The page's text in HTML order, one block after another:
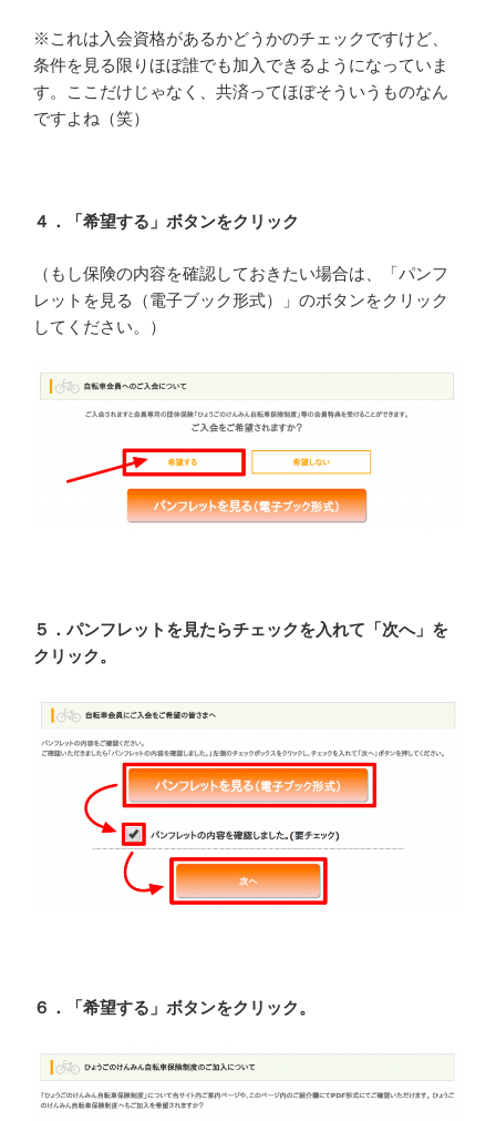
※これは入会資格があるかどうかのチェックですけど、
条件を見る限りほぼ誰でも加入できるようになっていま
す。ここだけじゃなく、共済ってほぼそういうものなん
ですよね（笑）
４．「希望する」ボタンをクリック
（もし保険の内容を確認しておきたい場合は、「パンフ
レットを見る（電子ブック形式）」のボタンをクリック
してください。）
５．パンフレットを見たらチェックを入れて「次へ」を
クリック。
６．「希望する」ボタンをクリック。